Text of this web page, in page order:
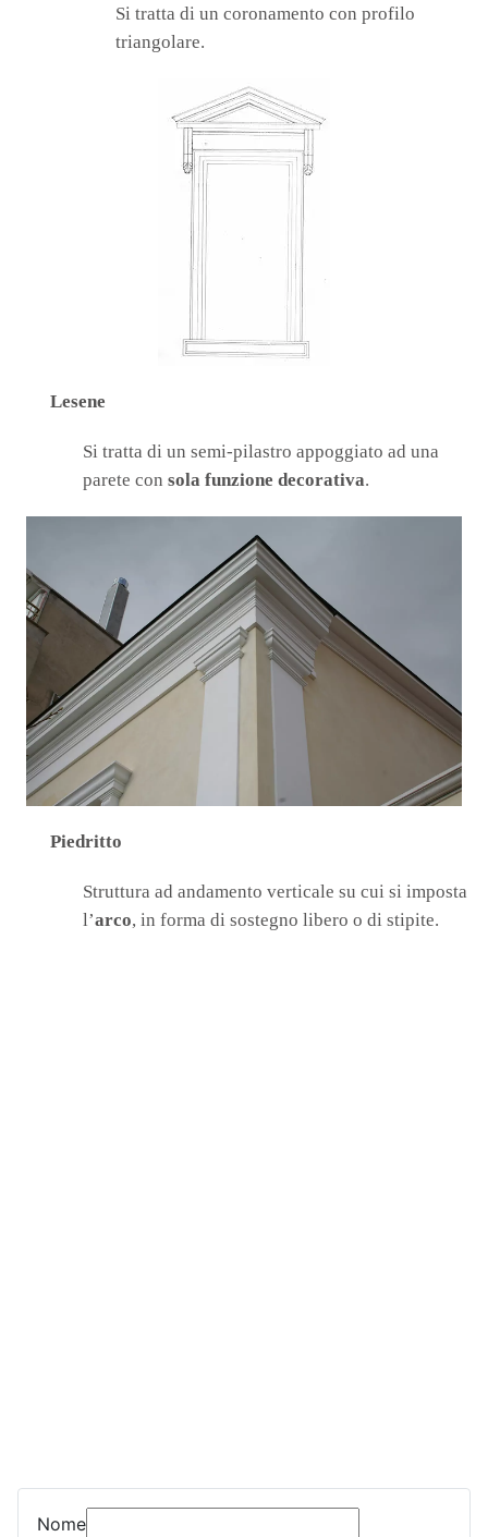
Si tratta di un coronamento con profilo
triangolare.
Lesene
Si tratta di un semi-pilastro appoggiato ad una
parete con sola funzione decorativa.
Piedritto
Struttura ad andamento verticale su cui si imposta
l’arco, in forma di sostegno libero o di stipite.
Nome